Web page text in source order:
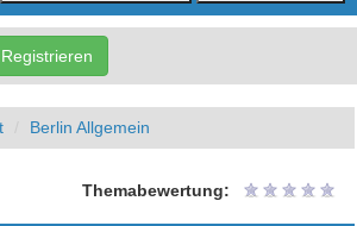
Registrieren
Berlin Allgemein
Themabewertung: